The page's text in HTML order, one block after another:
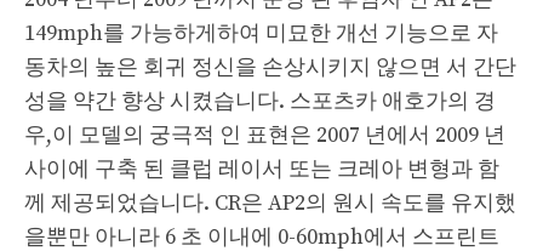
149mph를 가능하게하여 미묘한 개선 기능으로 자
동차의 높은 회귀 정신을 손상시키지 않으면 서 간단
성을 약간 향상 시켰습니다. 스포츠카 애호가의 경
우,이 모델의 궁극적 인 표현은 2007 년에서 2009 년
사이에 구축 된 클럽 레이서 또는 크레아 변형과 함
께 제공되었습니다. CR은 AP2의 원시 속도를 유지했
을뿐만 아니라 6 초 이내에 0-60mph에서 스프린트